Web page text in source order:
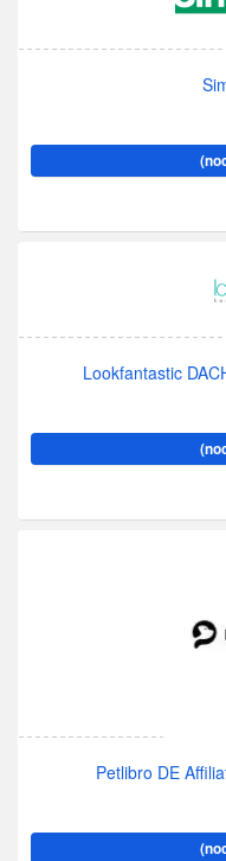
Lookfantastic
Petlibro DE